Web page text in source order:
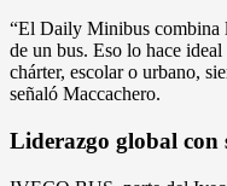
“El Daily Minibus combina
de un bus. Eso lo hace
chárter, escolar o urbano,
señaló Maccachero.
Liderazgo global con